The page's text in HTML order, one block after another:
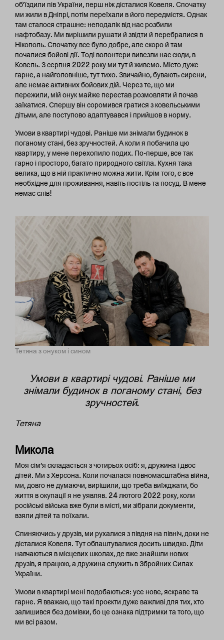
об’їздили пів України, перш ніж дісталися Ковеля. Спочатку
ми жили в Дніпрі, потім переїхали в його передмістя. Однак
там сталося страшне: неподалік від нас розбили
нафтобазу. Ми вирішили рушати й звідти й перебралися в
Нікополь. Спочатку все було добре, але скоро й там
почалися бойові дії. Тоді волонтери вивезли нас сюди, в
Ковель. З серпня 2022 року ми тут й живемо. Місто дуже
гарне, а найголовніше, тут тихо. Звичайно, бувають сирени,
але немає активних бойових дій. Через те, що ми
пережили, мій онук майже перестав розмовляти й почав
заїкатися. Спершу він соромився гратися з ковельськими
дітьми, але поступово адаптувався і прийшов в норму.
Умови в квартирі чудові. Раніше ми знімали будинок в
поганому стані, без зручностей. А коли я побачила цю
квартиру, у мене перехопило подих. По-перше, все так
гарно і просторо, багато природного світла. Кухня така
велика, що в ній практично можна жити. Крім того, є все
необхідне для проживання, навіть постіль та посуд. В мене
немає слів!
Тетяна з онуком і сином
Умови в квартирі чудові. Раніше ми
знімали будинок в поганому стані, без
зручностей.
Тетяна
Микола
Моя сім’я складається з чотирьох осіб: я, дружина і двоє
дітей. Ми з Херсона. Коли почалася повномасштабна війна,
ми, довго не думаючи, вирішили, що треба виїжджати, бо
життя в окупації я не уявляв. 24 лютого 2022 року, коли
російські війська вже були в місті, ми зібрали документи,
взяли дітей та поїхали.
Спиняючись у друзів, ми рухалися з півдня на північ, доки не
дісталися Ковеля. Тут облаштувалися досить швидко. Діти
навчаються в місцевих школах, де вже знайшли нових
друзів, я працюю, а дружина служить в Збройних Силах
України.
Умови в квартирі мені подобаються: усе нове, яскраве та
гарне. Я вважаю, що такі проєкти дуже важливі для тих, хто
залишився без домівки, бо це ознака підтримки та того, що
ми всі разом.